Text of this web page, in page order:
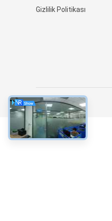
Gizlilik Politikası